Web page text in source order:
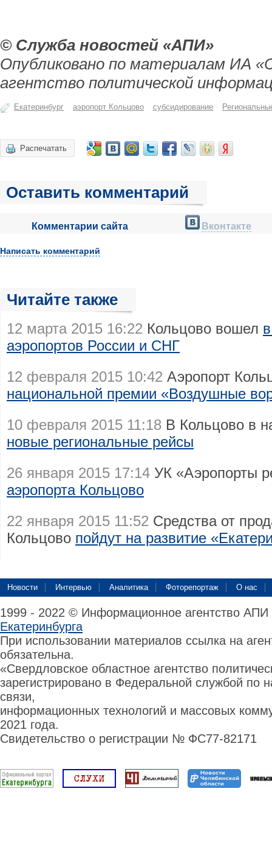
© Служба новостей «АПИ»
Опубликовано по материалам ИА
агентство политической
Екатеринбург аэропорт Кольцово субсидирование
Распечатать
Оставить комментарий
Комментарии сайта Вконтакте
Написать комментарий
Читайте также
12 марта 2015 16:22 Кольцово вошел
аэропортов России и СНГ
12 февраля 2015 10:42 Аэропорт
национальной премии «Воздушные
10 февраля 2015 11:18 В Кольцово в
новые региональные рейсы
26 января 2015 17:14 УК «Аэропорты
аэропорта Кольцово
22 января 2015 11:52 Средства от
Кольцово пойдут на развитие
Новости Интервью Аналитика Фоторепортаж О нас
1999 - 2022 © Информационное агентство
Екатеринбурга
При использовании материалов ссылка на
обязательна.
«Свердловское областное агентство
зарегистрировано в Федеральной службой по
связи,
информационных технологий и массовых
2021 года.
Свидетельство о регистрации № ФС77-82171